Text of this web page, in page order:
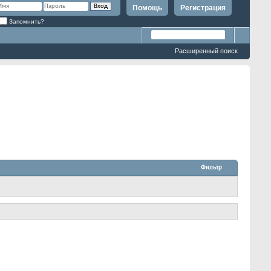
Регистрация
Помощь
Запомнить?
Расширенный поиск
Фильтр